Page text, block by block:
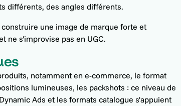
différents, des angles différents.
une image de marque forte et
ne s'improvise pas en UGC.
notamment en e-commerce, le format
lumineuses, les packshots : ce niveau de
Ads et les formats catalogue s'appuient